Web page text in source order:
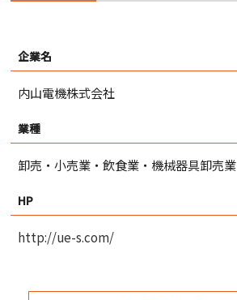
企業名
内山電機株式会社
業種
卸売・小売業・飲食業・機械器具卸売業
HP
http://ue-s.com/